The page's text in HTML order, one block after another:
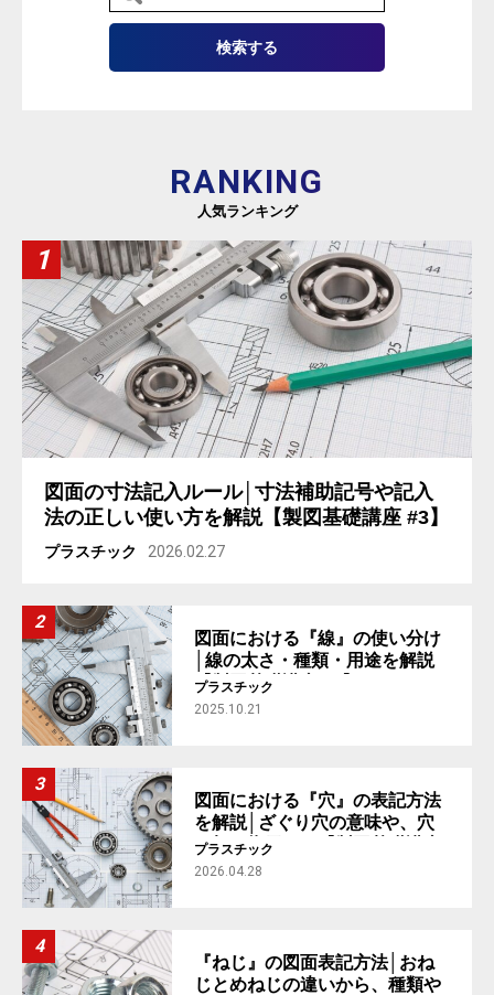
RANKING
人気ランキング
図面の寸法記入ルール│寸法補助記号や記入
法の正しい使い方を解説【製図基礎講座 #3】
プラスチック 2026.02.27
図面における『線』の使い分け
│線の太さ・種類・用途を解説
【製図基礎講座 #2】
プラスチック
2025.10.21
図面における『穴』の表記方法
を解説│ざぐり穴の意味や、穴
の加工指示まで【製図基礎講座
#4】
プラスチック
2026.04.28
『ねじ』の図面表記方法│おね
じとめねじの違いから、種類や